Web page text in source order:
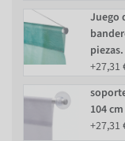
Juego
piezas.
+27,31
104 cm
+27,31